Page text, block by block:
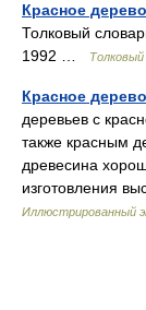
Красное дерево
Толковый
1992 …
Красное дерево
деревьев с
также красным
древесина
изготовления
Иллюстрированный